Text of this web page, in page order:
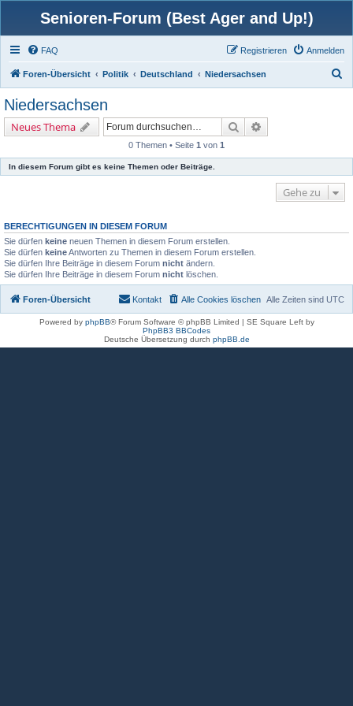
Senioren-Forum (Best Ager and Up!)
FAQ Anmelden
Registrieren
Foren-Übersicht Politik Deutschland Niedersachsen
Niedersachsen
Neues Thema Suche
0 Themen • Seite 1 von 1
In diesem Forum gibt es keine Themen oder Beiträge.
Gehe zu
BERECHTIGUNGEN IN DIESEM FORUM
Sie dürfen keine neuen Themen in diesem Forum erstellen.
Sie dürfen keineAntworten zu Themen in diesem Forum erstellen.
Sie dürfen Ihre Beiträge in diesem Forum nicht ändern.
Sie dürfen Ihre Beiträge in diesem Forum nicht löschen.
Foren-Übersicht Alle Zeiten sind UTC
Alle Cookies löschen
Kontakt
Powered by phpBB® Forum Software © phpBB Limited | SE Square Left by
PhpBB3 BBCodes
Deutsche Übersetzung durch phpBB.de